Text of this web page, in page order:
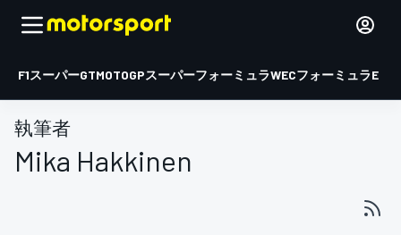
F1スーパーGTMOTOGPスーパーフォーミュラWECフォーミュラE
執筆者
Mika Hakkinen